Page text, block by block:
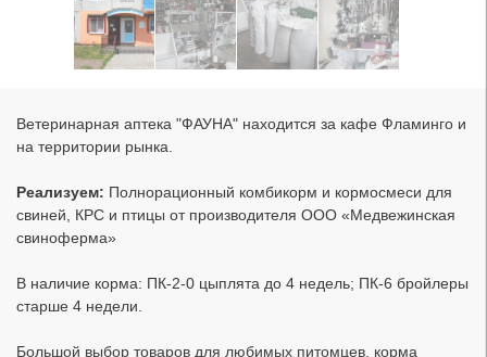
Ветеринарная аптека "ФАУНА" находится за кафе Фламинго и
на территории рынка.
Реализуем: Полнорационный комбикорм и кормосмеси для
свиней, КРС и птицы от производителя ООО «Медвежинская
свиноферма»
В наличие корма: ПК-2-0 цыплята до 4 недель; ПК-6 бройлеры
старше 4 недели.
Большой выбор товаров для любимых питомцев, корма